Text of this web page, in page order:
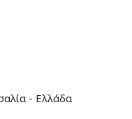
- Ελλάδα